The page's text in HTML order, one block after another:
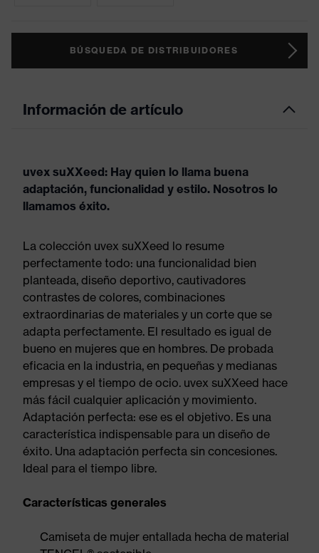
BÚSQUEDA DE DISTRIBUIDORES
Información de artículo
uvex suXXeed: Hay quien lo llama buena
adaptación, funcionalidad y estilo. Nosotros lo
llamamos éxito.
La colección uvex suXXeed lo resume
perfectamente todo: una funcionalidad bien
planteada, diseño deportivo, cautivadores
contrastes de colores, combinaciones
extraordinarias de materiales y un corte que se
adapta perfectamente. El resultado es igual de
bueno en mujeres que en hombres. De probada
eficacia en la industria, en pequeñas y medianas
empresas y el tiempo de ocio. uvex suXXeed hace
más fácil cualquier aplicación y movimiento.
Adaptación perfecta: ese es el objetivo. Es una
característica indispensable para un diseño de
éxito. Una adaptación perfecta sin concesiones.
Ideal para el tiempo libre.
Características generales
Camiseta de mujer entallada hecha de material